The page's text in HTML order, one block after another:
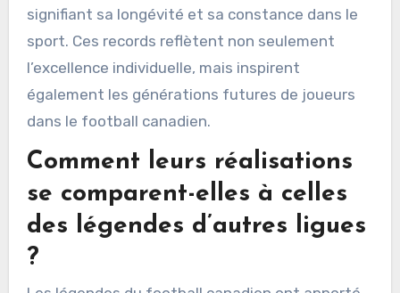
signifiant sa longévité et sa constance dans le
sport. Ces records reflètent non seulement
l’excellence individuelle, mais inspirent
également les générations futures de joueurs
dans le football canadien.
Comment leurs réalisations
se comparent-elles à celles
des légendes d’autres ligues
?